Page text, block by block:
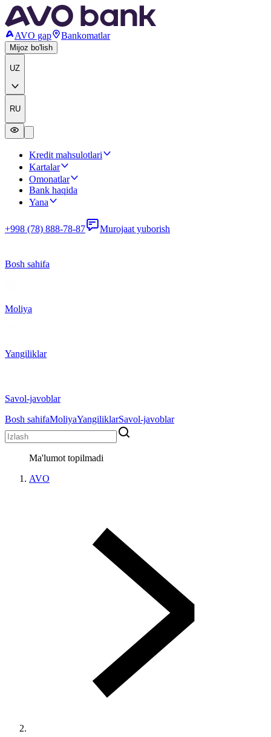
AVO gap Bankomatlar
Mijoz bo'lish
UZ
RU
Kredit mahsulotlari
Kartalar
Omonatlar
Bank haqida
Yana
+998 (78) 888-78-87 Murojaat yuborish
Bosh sahifa
Moliya
Yangiliklar
Savol-javoblar
Bosh sahifaMoliyaYangiliklarSavol-javoblar
Ma'lumot topilmadi
AVO